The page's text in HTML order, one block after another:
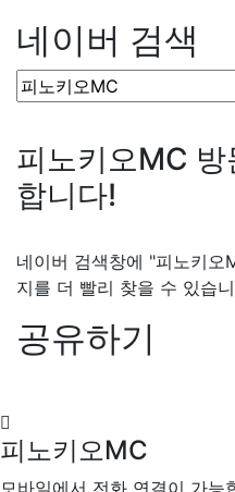
네이버 검색
피노키오MC
합니다!
네이버 검색창에 "피노키오
지를 더 빨리 찾을 수 있습
공유하기
피노키오MC
모바일에서 전화 연결이 가능